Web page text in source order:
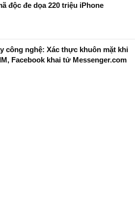
độc đe dọa 220 triệu iPhone
công nghệ: Xác thực khuôn mặt khi
Facebook khai tử Messenger.com